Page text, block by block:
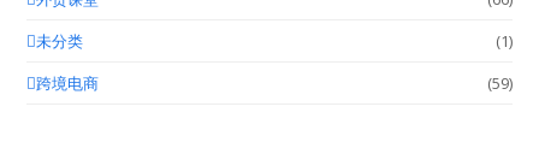
未分类
(1)
跨境电商
(59)